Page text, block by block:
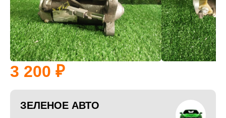
3 200
ЗЕЛЕНОЕ АВТО